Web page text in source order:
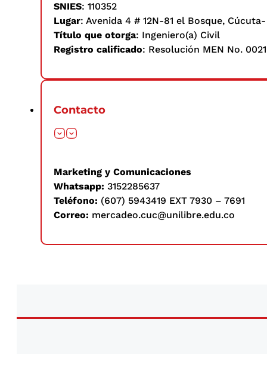
SNIES: 110352
Lugar: Avenida 4 # 12N-81 el Bosque,
Título que otorga: Ingeniero(a) Civil
Registro calificado: Resolución MEN No.
Contacto
Marketing y Comunicaciones
Whatsapp: 3152285637
Teléfono: (607) 5943419 EXT 7930 – 7691
Correo: mercadeo.cuc@unilibre.edu.co